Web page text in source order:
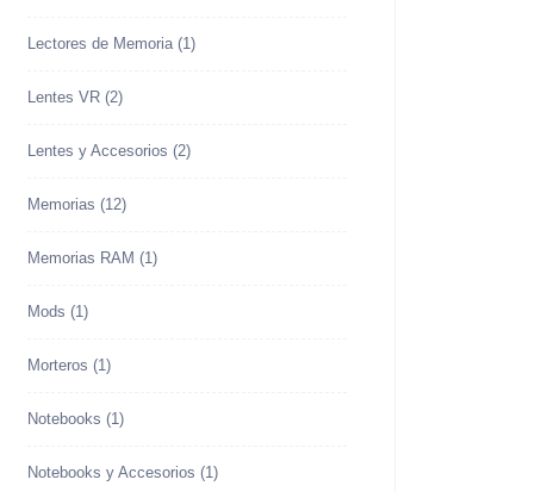
Lectores de Memoria (1)
Lentes VR (2)
Lentes y Accesorios (2)
Memorias (12)
Memorias RAM (1)
Mods (1)
Morteros (1)
Notebooks (1)
Notebooks y Accesorios (1)